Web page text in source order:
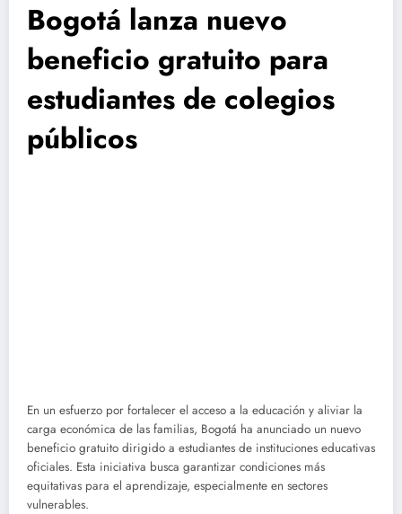
Bogotá lanza nuevo
beneficio gratuito para
estudiantes de colegios
públicos
En un esfuerzo por fortalecer el acceso a la educación y aliviar la
carga económica de las familias, Bogotá ha anunciado un nuevo
beneficio gratuito dirigido a estudiantes de instituciones educativas
oficiales. Esta iniciativa busca garantizar condiciones más
equitativas para el aprendizaje, especialmente en sectores
vulnerables.